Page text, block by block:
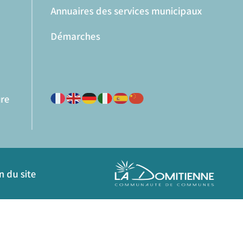
Annuaires des services municipaux
Démarches
du site